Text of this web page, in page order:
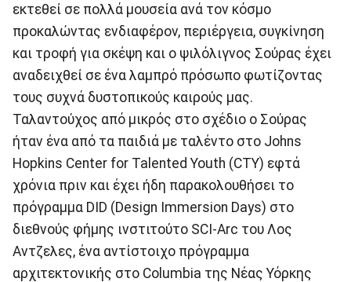
εκτεθεί σε πολλά μουσεία ανά τον κόσμο
προκαλώντας ενδιαφέρον, περιέργεια, συγκίνηση
και τροφή για σκέψη και ο ψιλόλιγνος Σούρας έχει
αναδειχθεί σε ένα λαμπρό πρόσωπο φωτίζοντας
τους συχνά δυστοπικούς καιρούς μας.
Ταλαντούχος από μικρός στο σχέδιο ο Σούρας
ήταν ένα από τα παιδιά με ταλέντο στο Johns
Hopkins Center for Talented Youth (CTY) εφτά
χρόνια πριν και έχει ήδη παρακολουθήσει το
πρόγραμμα DID (Design Immersion Days) στο
διεθνούς φήμης ινστιτούτο SCI-Arc του Λος
Αντζελες, ένα αντίστοιχο πρόγραμμα
αρχιτεκτονικής στο Columbia της Νέας Υόρκης